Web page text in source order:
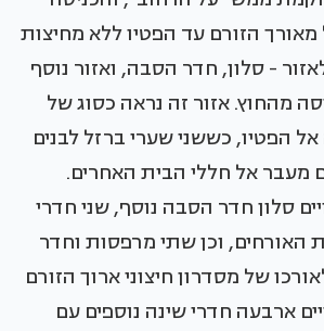
הזורם עד הפטיו ללא מחיצות
- סלון, חדר הסבה, ואזור נוסף
מהחוץ. אזור זה נראה כסוג של
הפטיו, כששני שערי ברזל לבנים
מעבר אל חללי הבית האחרים.
סלון חדר הסבה נוסף, שני חדרי
וכן שתי מרפסות וחדר
של מסדרון חיצוני ארוך הזורם
ארבעה חדרי שינה נוספים עם